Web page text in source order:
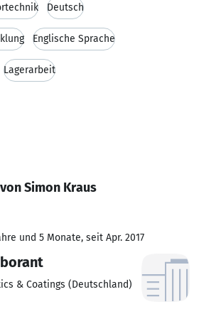
Deutsch
Englische Sprache
Lagerarbeit
Simon Kraus
und 5 Monate, seit Apr. 2017
& Coatings (Deutschland)